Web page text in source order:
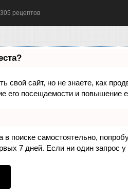
рецептов
свой сайт, но не знаете, как
его посещаемости и повышение
поиске самостоятельно,
7 дней. Если ни один запрос